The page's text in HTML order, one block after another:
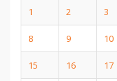
1 2 3
8 9 10
15 16 17